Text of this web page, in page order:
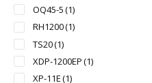
OQ45-5(1)
RH1200(1)
TS20(1)
XDP-1200EP(1)
XP-11E(1)